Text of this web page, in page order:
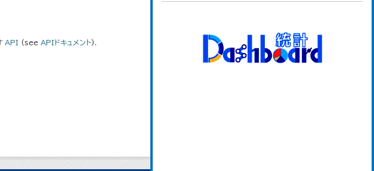
API (see APIドキュメント).